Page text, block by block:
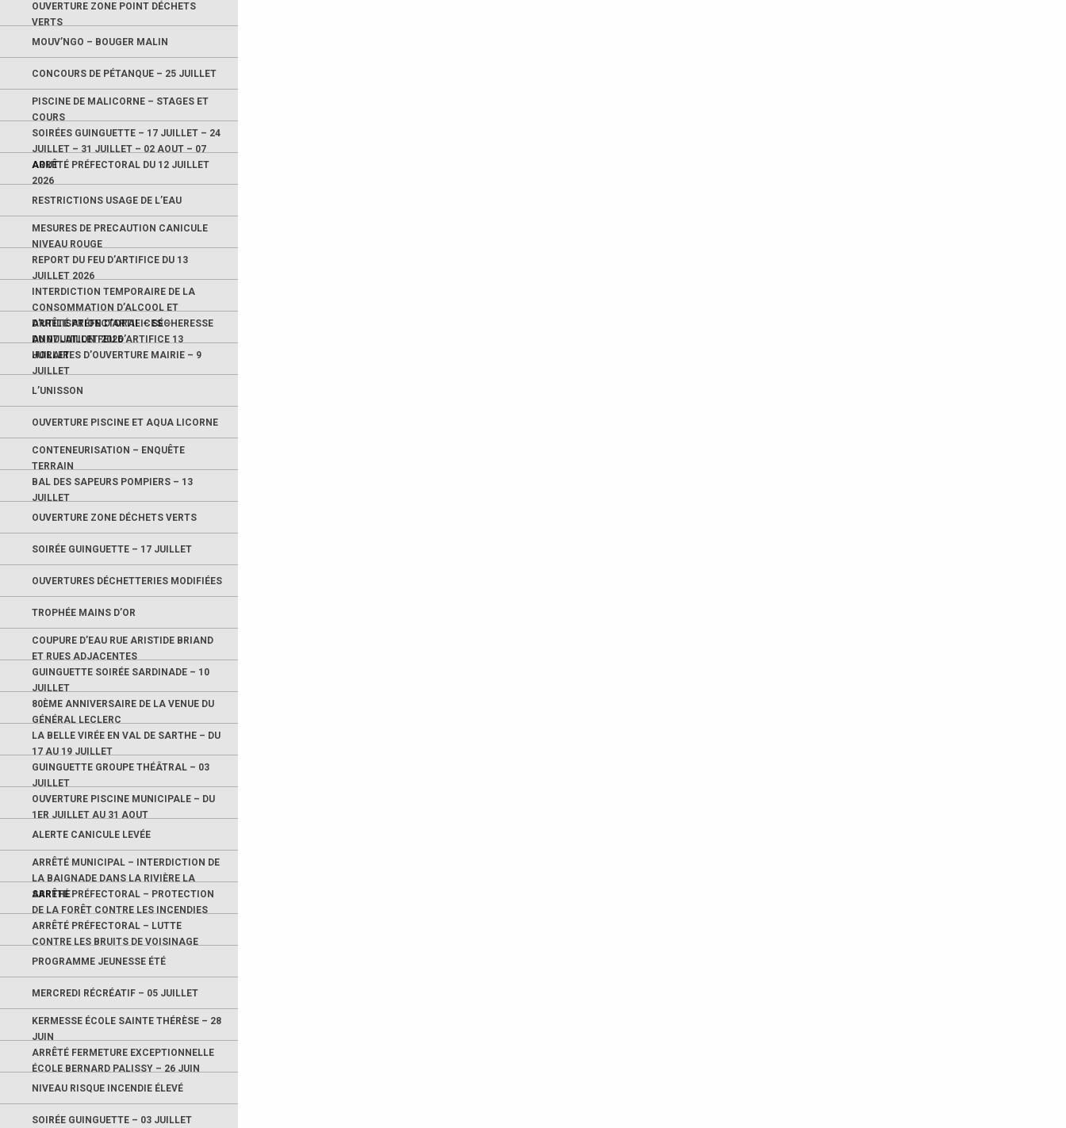
OUVERTURE ZONE POINT DÉCHETS
VERTS
MOUV’NGO – BOUGER MALIN
CONCOURS DE PÉTANQUE – 25 JUILLET
PISCINE DE MALICORNE – STAGES ET
COURS
SOIRÉES GUINGUETTE – 17 JUILLET – 24
JUILLET – 31 JUILLET – 02 AOUT – 07
AOUT
ARRÊTÉ PRÉFECTORAL DU 12 JUILLET
2026
RESTRICTIONS USAGE DE L’EAU
MESURES DE PRECAUTION CANICULE
NIVEAU ROUGE
REPORT DU FEU D’ARTIFICE DU 13
JUILLET 2026
INTERDICTION TEMPORAIRE DE LA
CONSOMMATION D’ALCOOL ET
D’UTILISATION D’ARTIFICES –
ANNULATION FEU D’ARTIFICE 13
JUILLET
ARRÊTÉ PRÉFECTORAL – SÉCHERESSE
DU 07 JUILLET 2026
HORAIRES D’OUVERTURE MAIRIE – 9
JUILLET
L’UNISSON
OUVERTURE PISCINE ET AQUA LICORNE
CONTENEURISATION – ENQUÊTE
TERRAIN
BAL DES SAPEURS POMPIERS – 13
JUILLET
OUVERTURE ZONE DÉCHETS VERTS
SOIRÉE GUINGUETTE – 17 JUILLET
OUVERTURES DÉCHETTERIES MODIFIÉES
TROPHÉE MAINS D’OR
COUPURE D’EAU RUE ARISTIDE BRIAND
ET RUES ADJACENTES
GUINGUETTE SOIRÉE SARDINADE – 10
JUILLET
80ÈME ANNIVERSAIRE DE LA VENUE DU
GÉNÉRAL LECLERC
LA BELLE VIRÉE EN VAL DE SARTHE – DU
17 AU 19 JUILLET
GUINGUETTE GROUPE THÉÂTRAL – 03
JUILLET
OUVERTURE PISCINE MUNICIPALE – DU
1ER JUILLET AU 31 AOUT
ALERTE CANICULE LEVÉE
ARRÊTÉ MUNICIPAL – INTERDICTION DE
LA BAIGNADE DANS LA RIVIÈRE LA
SARTHE
ARRÊTÉ PRÉFECTORAL – PROTECTION
DE LA FORÊT CONTRE LES INCENDIES
ARRÊTÉ PRÉFECTORAL – LUTTE
CONTRE LES BRUITS DE VOISINAGE
PROGRAMME JEUNESSE ÉTÉ
MERCREDI RÉCRÉATIF – 05 JUILLET
KERMESSE ÉCOLE SAINTE THÉRÈSE – 28
JUIN
ARRÊTÉ FERMETURE EXCEPTIONNELLE
ÉCOLE BERNARD PALISSY – 26 JUIN
NIVEAU RISQUE INCENDIE ÉLEVÉ
SOIRÉE GUINGUETTE – 03 JUILLET